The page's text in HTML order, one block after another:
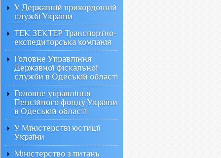
У Державній прикордонній
службі України
ТЕК ЗЕКТЕР Транспортно-
експедиторська компанія
Головне Управління
Державної фіскальної
служби в Одеській області
Головне управління
Пенсійного фонду України
в Одеській області
У Міністерстві юстиції
України
Міністерство з питань